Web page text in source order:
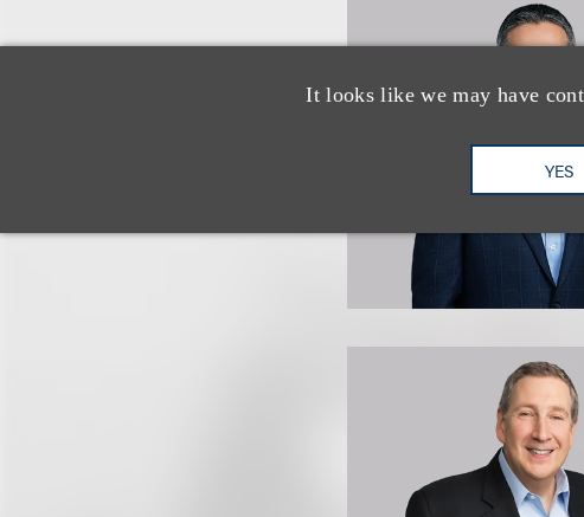
It looks like we may have
YES